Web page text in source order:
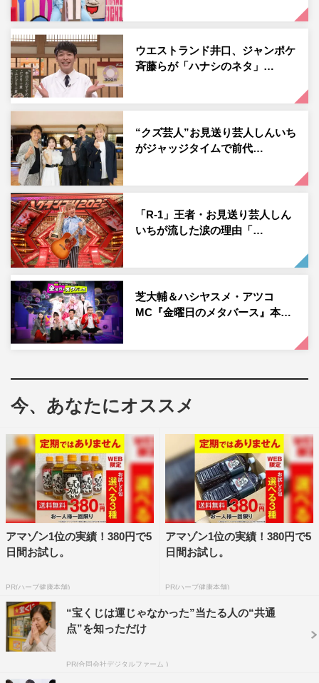
『マルコポロリ！売れて変わった！？M-1＆R-1王者一斉調査SP』井口
浩之©カンテレ
まずは、昨年の『M−1グランプリ』王者・井口について、
永野いわく「“2周目”に入ってしまった」そう。ブレイク
を経た今、井口は一体どうなっているのか。高木が明かす
のは、チヤホヤされるはずの凱旋ライブで起こったまさか
の悲劇。優勝直後、若手のライブにサプライズで登場した
井口は、思わぬ暴言を浴びせられることに。王者なのにな
ぜか後輩にナメられがちな井口の悲しい実態とは。そのほ
た理解しがたい行動を暴露するなど、井口の“今”を丸裸に
する。
『マルコポロリ！売れて変わった！？M-1＆R-1王者一斉調査SP』お見
送り芸人しんいち©カンテレ
ウエストランド井口、ジャンポケ
斉藤らが「ハナシのネタ」…
“クズ芸人”お見送り芸人しんいち
がジャッジタイムで前代…
「R-1」王者・お見送り芸人しん
いちが流した涙の理由「…
芝大輔＆ハシヤスメ・アツコ
MC『金曜日のメタバース』本…
今、あなたにオススメ
アマゾン1位の実績！380円で5
日間お試し。
PR(ハーブ健康本舗)
アマゾン1位の実績！380円で5
日間お試し。
PR(ハーブ健康本舗)
“宝くじは運じゃなかった”当たる人の“共通
点”を知っただけ
PR(合同会社デジタルファーム )